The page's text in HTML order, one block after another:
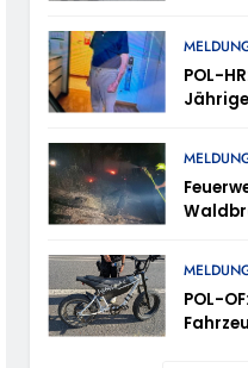
Vermisst
Und Taunusstein-
Erbeten Und Wer Hat
Markus
POL-
Rund
POL-